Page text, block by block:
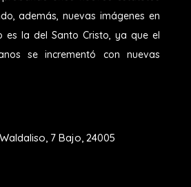
además, nuevas imágenes en
es la del Santo Cristo, ya que el
se incrementó con nuevas
7 Bajo, 24005